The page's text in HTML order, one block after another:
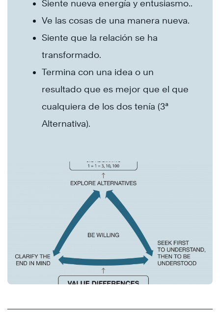
Siente nueva energía y entusiasmo..
Ve las cosas de una manera nueva.
Siente que la relación se ha
transformado.
Termina con una idea o un
resultado que es mejor que el que
cualquiera de los dos tenía (3ª
Alternativa).